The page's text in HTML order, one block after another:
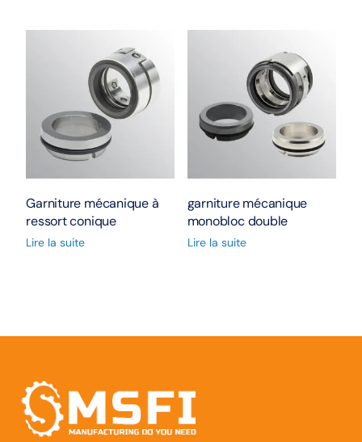
Garniture mécanique à
ressort conique
Lire la suite
garniture mécanique
monobloc double
Lire la suite